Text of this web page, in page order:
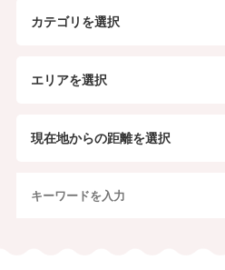
カテゴリを選択
エリアを選択
現在地からの距離を選択